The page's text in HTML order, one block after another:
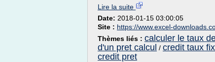
Lire la suite
Date: 2018-01-15 03:00:05
Site : https://www.excel-
Thèmes liés : calculer le taux
d'un pret calcul / credit taux
credit pret